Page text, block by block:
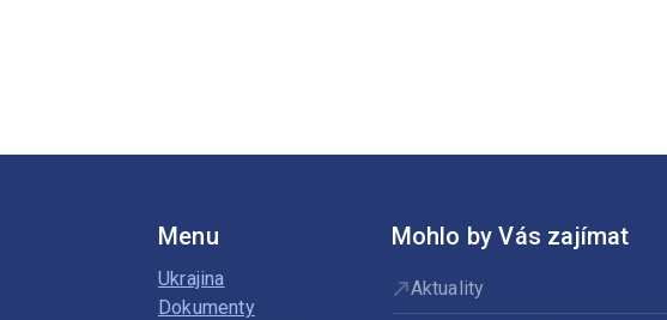
Menu
Ukrajina
Dokumenty
Mohlo by Vás zajímat
Aktuality